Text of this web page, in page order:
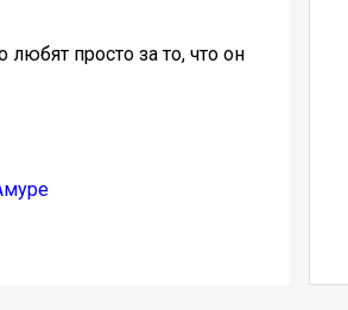
просто за то, что он